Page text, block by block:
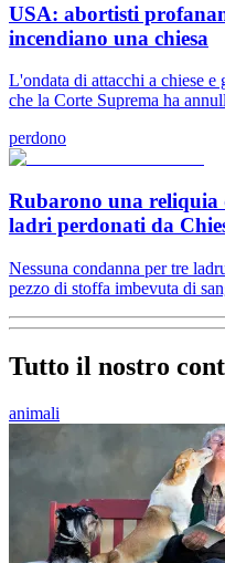
USA: abortisti
incendiano una chiesa
L'ondata di attacchi a chiese
che la Corte Suprema ha
perdono
Rubarono una
ladri perdonati da
Nessuna condanna per tre
pezzo di stoffa imbevuta di
Tutto il nostro
animali